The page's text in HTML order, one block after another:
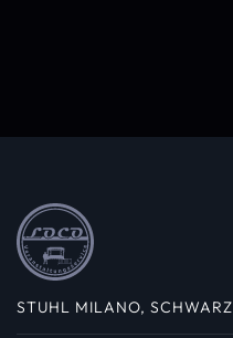
STUHL MILANO, SCHWARZ